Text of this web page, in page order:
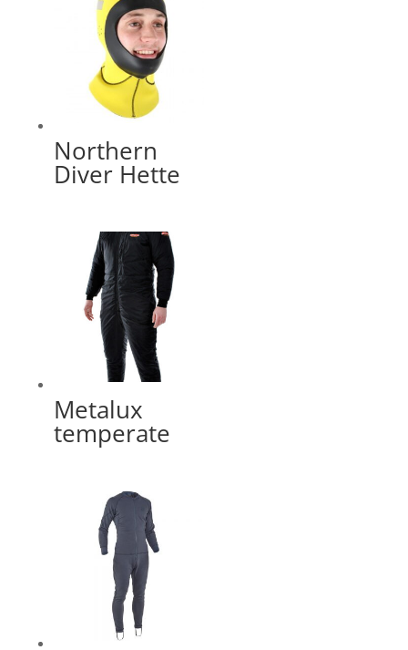
Northern
Diver Hette
Metalux
temperate